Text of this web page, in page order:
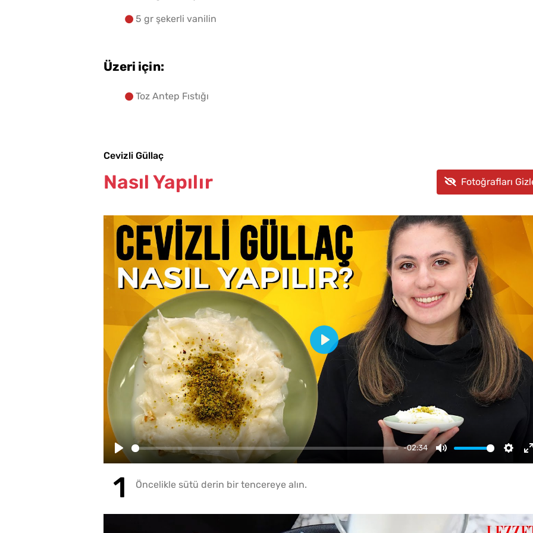
5 gr şekerli vanilin
Üzeri için:
Toz Antep Fıstığı
Cevizli Güllaç
Nasıl Yapılır Fotoğrafları
Play
-02:34
Mute
Play
Öncelikle sütü derin bir tencereye alın.